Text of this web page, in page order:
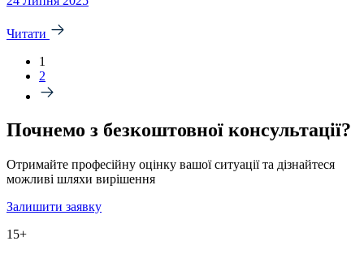
Читати
1
2
Почнемо з безкоштовної консультації?
Отримайте професійну оцінку вашої ситуації та дізнайтеся
можливі шляхи вирішення
Залишити заявку
15+